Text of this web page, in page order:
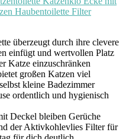
Haubentoilette Filter
überzeugt durch ihre clevere
einfügt und wertvollen Platz
Katze einzuschränken
großen Katzen viel
kleine Badezimmer
ordentlich und hygienisch
Deckel bleiben Gerüche
der Aktivkohlevlies Filter für